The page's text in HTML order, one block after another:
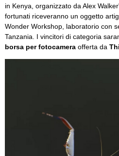
in Kenya, organizzato da Alex
fortunati riceveranno un oggetto
Wonder Workshop, laboratorio con
Tanzania. I vincitori di categoria
borsa per fotocamera offerta da